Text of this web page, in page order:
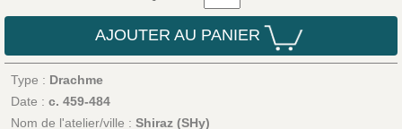
AJOUTER AU PANIER
Type : Drachme
Date : c. 459-484
Nom de l'atelier/ville : Shiraz (SHy)